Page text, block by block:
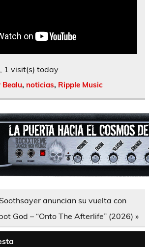
1 visit(s) today
Bealu, noticias, Ripple Music
anuncian su vuelta con
God – “Onto The Afterlife” (2026) »